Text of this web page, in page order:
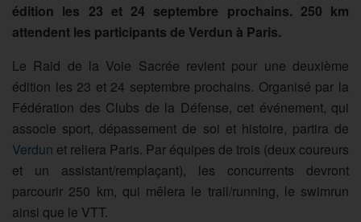
édition les 23 et 24 septembre prochains. 250 km
attendent les participants de Verdun à Paris.
Le Raid de la Voie Sacrée revient pour une deuxième
édition les 23 et 24 septembre prochains. Organisé par la
Fédération des Clubs de la Défense, cet événement, qui
associe sport, dépassement de soi et histoire, partira de
Verdun et reliera Paris. Par équipes de trois (deux coureurs
et un assistant/remplaçant), les concurrents devront
parcourir 250 km, qui mêlera le trail/running, le swimrun
ainsi que le VTT.